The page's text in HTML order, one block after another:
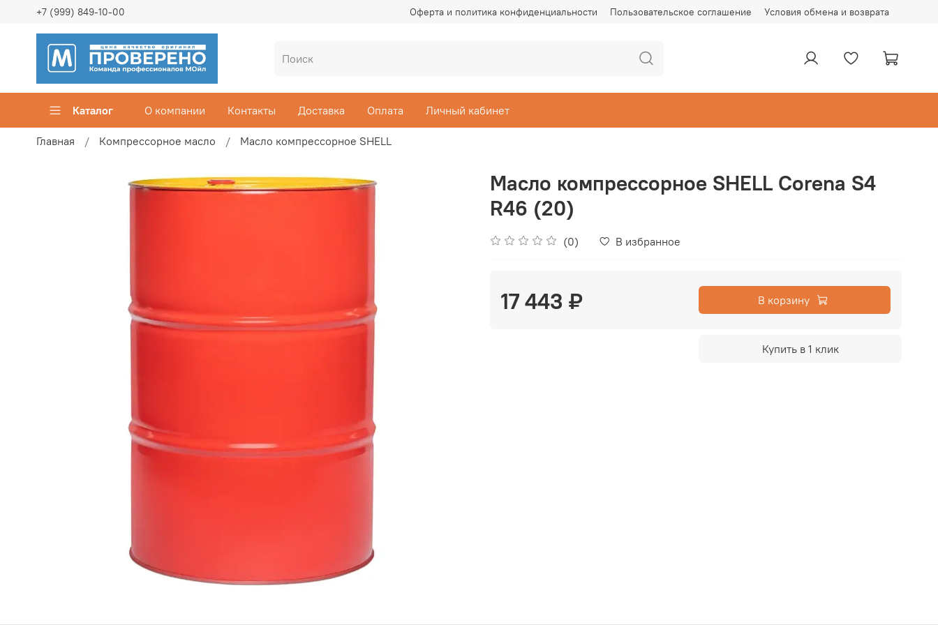
Оферта и политика конфиденциальности Пользовательское соглашение Условия обмена и возврата
+7 (999) 849-10-00
Каталог О компании Контакты Доставка Оплата Личный кабинет
Главная Компрессорное масло Масло компрессорное SHELL
Масло компрессорное SHELL Corena S4
R46 (20)
(0) В избранное
17 443 ₽ В корзину
Купить в 1 клик